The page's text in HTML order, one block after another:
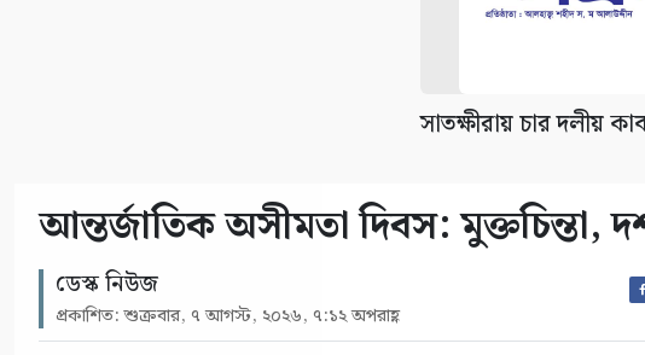
সাতক্ষীরায় চার দলীয়
আন্তর্জাতিক অসীমতা দিবস: মুক্তচিন্তা,
ডেস্ক নিউজ
প্রকাশিত: শুক্রবার, ৭ আগস্ট, ২০২৬, ৭:১২ অপরাহ্ণ